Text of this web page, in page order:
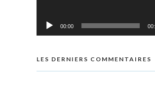
00:00
LES DERNIERS COMMENTAIRES